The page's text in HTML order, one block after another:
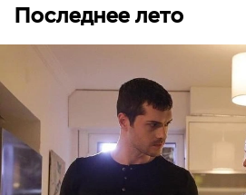
Последнее лето